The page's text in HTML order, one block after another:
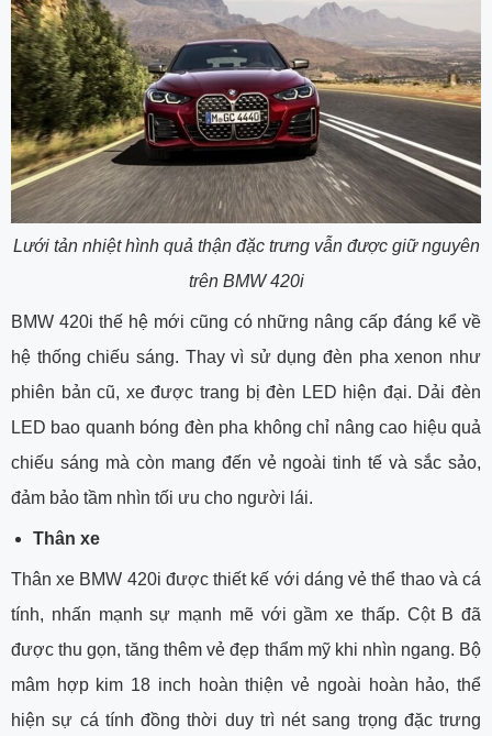
Lưới tản nhiệt hình quả thận đặc trưng vẫn được giữ nguyên
trên BMW 420i
BMW 420i thế hệ mới cũng có những nâng cấp đáng kể về
hệ thống chiếu sáng. Thay vì sử dụng đèn pha xenon như
phiên bản cũ, xe được trang bị đèn LED hiện đại. Dải đèn
LED bao quanh bóng đèn pha không chỉ nâng cao hiệu quả
chiếu sáng mà còn mang đến vẻ ngoài tinh tế và sắc sảo,
đảm bảo tầm nhìn tối ưu cho người lái.
Thân xe
Thân xe BMW 420i được thiết kế với dáng vẻ thể thao và cá
tính, nhấn mạnh sự mạnh mẽ với gầm xe thấp. Cột B đã
được thu gọn, tăng thêm vẻ đẹp thẩm mỹ khi nhìn ngang. Bộ
mâm hợp kim 18 inch hoàn thiện vẻ ngoài hoàn hảo, thể
hiện sự cá tính đồng thời duy trì nét sang trọng đặc trưng